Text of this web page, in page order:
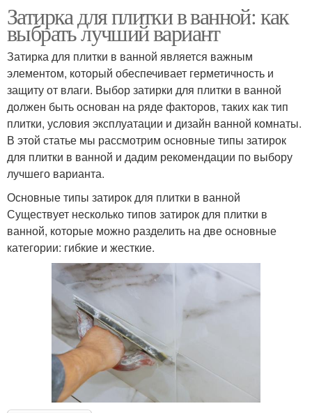
Затирка для плитки в ванной: как
выбрать лучший вариант
Затирка для плитки в ванной является важным
элементом, который обеспечивает герметичность и
защиту от влаги. Выбор затирки для плитки в ванной
должен быть основан на ряде факторов, таких как тип
плитки, условия эксплуатации и дизайн ванной комнаты.
В этой статье мы рассмотрим основные типы затирок
для плитки в ванной и дадим рекомендации по выбору
лучшего варианта.
Основные типы затирок для плитки в ванной
Существует несколько типов затирок для плитки в
ванной, которые можно разделить на две основные
категории: гибкие и жесткие.